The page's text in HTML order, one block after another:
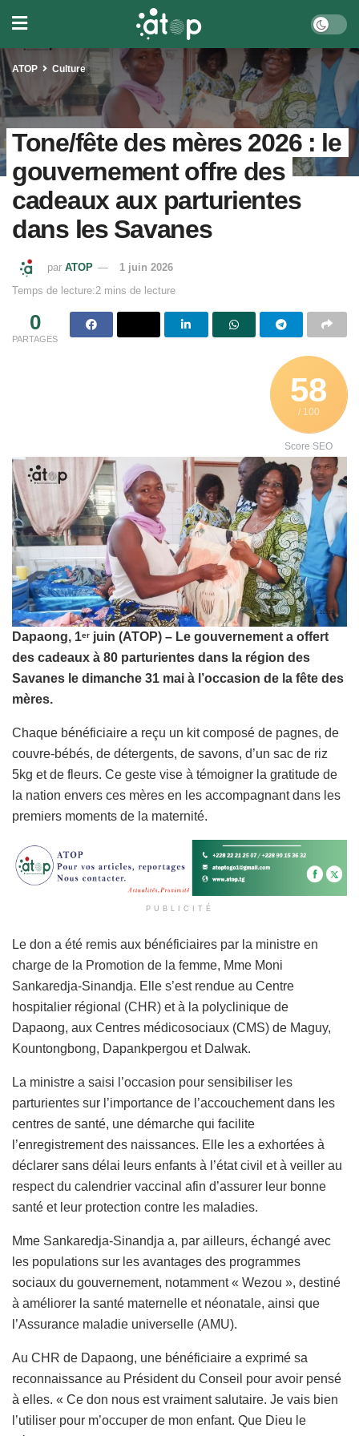
ATOP Culture
Tone/fête des mères 2026 : le
gouvernement offre des
cadeaux aux parturientes
dans les Savanes
par ATOP
1 juin 2026
Temps de lecture:2 mins de lecture
0
PARTAGES
58
/ 100
Score SEO
Dapaong, 1er juin (ATOP) – Le gouvernement a offert
des cadeaux à 80 parturientes dans la région des
Savanes le dimanche 31 mai à l’occasion de la fête des
mères.
Chaque bénéficiaire a reçu un kit composé de pagnes, de
couvre-bébés, de détergents, de savons, d’un sac de riz
5kg et de fleurs. Ce geste vise à témoigner la gratitude de
la nation envers ces mères en les accompagnant dans les
premiers moments de la maternité.
PUBLICITÉ
Le don a été remis aux bénéficiaires par la ministre en
charge de la Promotion de la femme, Mme Moni
Sankaredja-Sinandja. Elle s’est rendue au Centre
hospitalier régional (CHR) et à la polyclinique de
Dapaong, aux Centres médicosociaux (CMS) de Maguy,
Kountongbong, Dapankpergou et Dalwak.
La ministre a saisi l’occasion pour sensibiliser les
parturientes sur l’importance de l’accouchement dans les
centres de santé, une démarche qui facilite
l’enregistrement des naissances. Elle les a exhortées à
déclarer sans délai leurs enfants à l’état civil et à veiller au
respect du calendrier vaccinal afin d’assurer leur bonne
santé et leur protection contre les maladies.
Mme Sankaredja-Sinandja a, par ailleurs, échangé avec
les populations sur les avantages des programmes
sociaux du gouvernement, notamment « Wezou », destiné
à améliorer la santé maternelle et néonatale, ainsi que
l’Assurance maladie universelle (AMU).
Au CHR de Dapaong, une bénéficiaire a exprimé sa
reconnaissance au Président du Conseil pour avoir pensé
à elles. « Ce don nous est vraiment salutaire. Je vais bien
l’utiliser pour m’occuper de mon enfant. Que Dieu le